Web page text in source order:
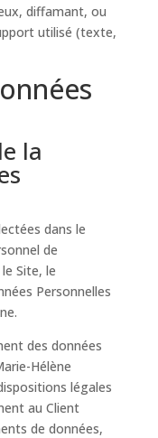
diffamant, ou
utilisé (texte,
la
dans le
de
Site, le
Personnelles
des données
Hélène
légales
au Client
de données,